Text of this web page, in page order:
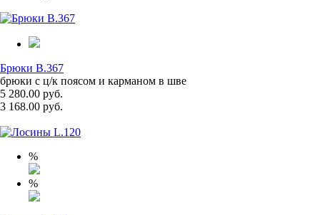
Брюки B.367
брюки с ц/к поясом и карманом в шве
5 280.00 руб.
3 168.00 руб.
%
%